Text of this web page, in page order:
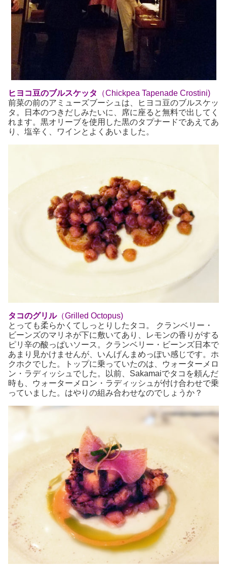
ヒヨコ豆のブルスケッタ
（Chickpea Tapenade Crostini)
前菜の前のアミューズブーシュは、ヒヨコ豆のブルスケッ
タ。日本のつきだしみたいに、席に座ると無料で出してく
れます。黒オリーブを使用した黒のタプナードであえてあ
り、塩辛く、ワインとよくあいました。
タコのグリル（Grilled Octopus)
とっても柔らかくてしっとりしたタコ。 クランベリー・
ビーンズのマリネが下に敷いてあり、レモンの香りがする
ピリ辛の酸っぱいソース。クランベリー・ビーンズ日本で
あまり見かけませんが、いんげんまめっぽい感じです。ホ
クホクでした。トップに乗っていたのは、ウォーターメロ
ン・ラディッシュでした。以前、Sakamaiでタコを頼んだ
時も、ウォーターメロン・ラディッシュが付け合わせで乗
っていました。はやりの組み合わせなのでしょうか？